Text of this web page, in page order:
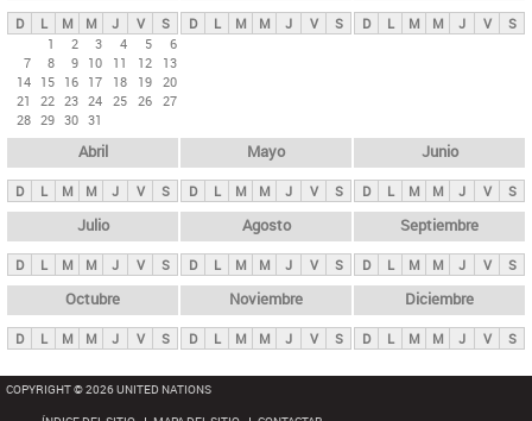
s
p
n
i
p
a
l
s
D L M M J V
S
1
2 3 4 5
6
7
8 9 10 11 12
13
14 15 16 17 18 19 20
21
22 23 24 25 26 27
28 29 30 31
D L M M J V S D L M M J V S
Abril
D L M M J V S
Mayo
D L M M J V S
Junio
D L M M J V S
Julio
D L M M J V S
Agosto
D L M M J V S
Septiembre
D L M M J V S
Octubre
D L M M J V S
Noviembre
D L M M J V S
Diciembre
D L M M J V S
COPYRIGHT © 2026 UNITED NATIONS